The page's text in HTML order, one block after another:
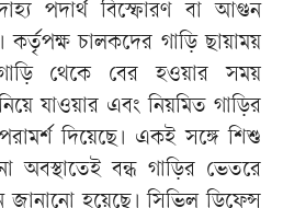
পদার্থ বিস্ফোরণ বা আগুন
কর্তৃপক্ষ চালকদের গাড়ি ছায়াময়
থেকে বের হওয়ার সময়
যাওয়ার এবং নিয়মিত গাড়ির
পরামর্শ দিয়েছে। একই সঙ্গে শিশু
অবস্থাতেই বন্ধ গাড়ির ভেতরে
জানানো হয়েছে। সিভিল ডিফেন্স